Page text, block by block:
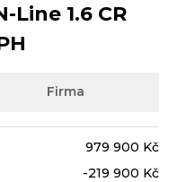
Line 1.6 CR
Firma
979 900 Kč
-219 900 Kč